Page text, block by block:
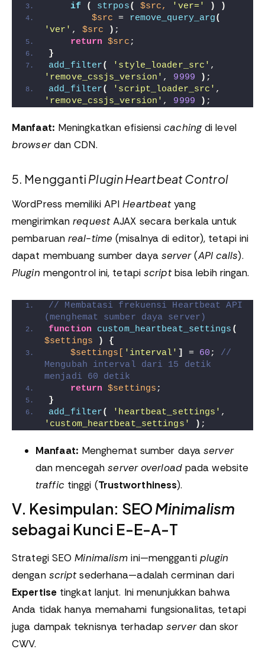
if
( strpos( $src, 'ver=' )
)
$src = remove_query_arg(
'ver' , $src ) ;
return
$src ;
}
add_filter( 'style_loader_src'
'remove_cssjs_version' , 9999 ) ;
add_filter( 'script_loader_src'
'remove_cssjs_version' , 9999 ) ;
Manfaat: Meningkatkan efisiensicachingdi level
browserdan CDN.
5. Mengganti PluginHeartbeat Control
WordPress memiliki APIHeartbeatyang
mengirimkanrequestAJAX secara berkala untuk
pembaruan real-time (misalnya di editor), tetapi ini
dapat membuang sumber daya server(API calls).
Plugin mengontrol ini, tetapiscriptbisa lebih ringan.
// Membatasi frekuensi Heartbeat API
(menghemat sumber daya server)
function
custom_heartbeat_settings (
$settings
)
{
$settings[
'interval' ] = 60 ; //
Mengubah interval dari 15 detik
menjadi 60 detik
return
$settings ;
}
add_filter( 'heartbeat_settings'
'custom_heartbeat_settings'
) ;
Manfaat: Menghemat sumber dayaserver
dan mencegahserver overloadpada website
traffic tinggi (Trustworthiness).
V. Kesimpulan: SEOMinimalism
sebagai Kunci E-E-A-T
Strategi SEOMinimalism ini—mengganti plugin
dengan scriptsederhana—adalah cerminan dari
Expertisetingkat lanjut. Ini menunjukkan bahwa
Anda tidak hanya memahami fungsionalitas, tetapi
juga dampak teknisnya terhadapserverdan skor
CWV.